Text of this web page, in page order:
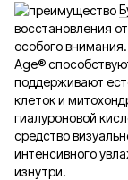
восстановления
особого
Age®
поддерживают
клеток и
гиалуроновой
средство
интенсивного
изнутри.